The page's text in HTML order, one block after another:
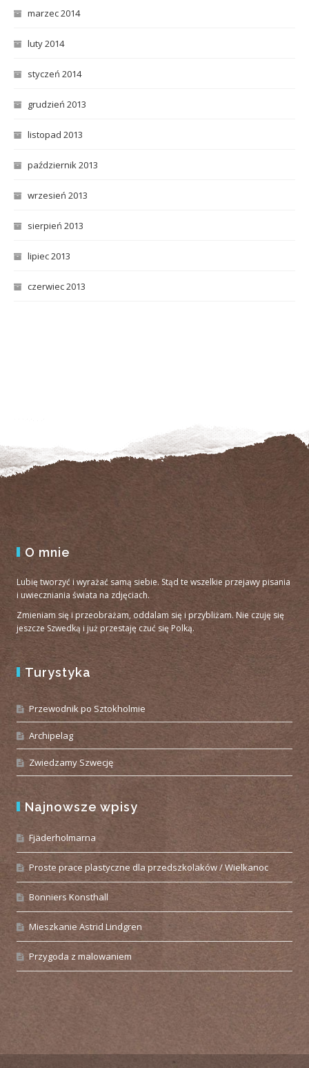
marzec 2014
luty 2014
styczeń 2014
grudzień 2013
listopad 2013
październik 2013
wrzesień 2013
sierpień 2013
lipiec 2013
czerwiec 2013
O mnie
Lubię tworzyć i wyrażać samą siebie. Stąd te wszelkie przejawy pisania
i uwieczniania świata na zdjęciach.
Zmieniam się i przeobrażam, oddalam się i przybliżam. Nie czuję się
jeszcze Szwedką i już przestaję czuć się Polką.
Turystyka
Przewodnik po Sztokholmie
Archipelag
Zwiedzamy Szwecję
Najnowsze wpisy
Fjäderholmarna
Proste prace plastyczne dla przedszkolaków / Wielkanoc
Bonniers Konsthall
Mieszkanie Astrid Lindgren
Przygoda z malowaniem